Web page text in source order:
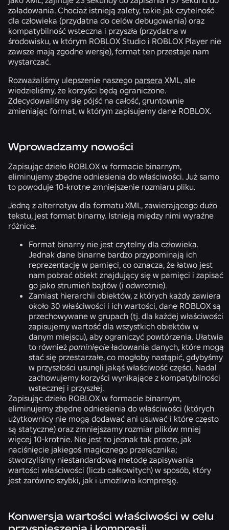
załadowania. Chociaż istnieją zalety, takie jak czytelność
dla człowieka (przydatna do celów debugowania) oraz
kompatybilność wsteczna i przyszła (przydatna w
środowisku, w którym ROBLOX Studio i ROBLOX Player nie
zawsze mają zgodne wersje), format ten przestaje nam
wystarczać.
Rozważaliśmy ulepszenie naszego parsera XML, ale
wiedzieliśmy, że korzyści będą ograniczone.
Zdecydowaliśmy się pójść na całość, gruntownie
zmieniając format, w którym zapisujemy dane ROBLOX.
Wprowadzamy nowości
Zapisując dzieło ROBLOX w formacie binarnym,
eliminujemy zbędne odniesienia do właściwości. Już samo
to powoduje 10-krotne zmniejszenie rozmiaru pliku.
Jedną z alternatyw dla formatu XML, zawierającego dużo
tekstu, jest format binarny. Istnieją między nimi wyraźne
różnice.
Format binarny nie jest czytelny dla człowieka.
Jednak dane binarne bardzo przypominają ich
reprezentację w pamięci, co oznacza, że łatwo jest
nam pobrać obiekt znajdujący się w pamięci i zapisać
go jako strumień bajtów (i odwrotnie).
Zamiast hierarchii obiektów, z których każdy zawiera
około 30 właściwości i ich wartości, dane ROBLOX są
przechowywane w grupach (tj. dla każdej właściwości
zapisujemy wartość dla wszystkich obiektów w
danym miejscu), aby ograniczyć powtórzenia. Ułatwia
to również pominięcie ładowania danych, które mogą
stać się przestarzałe, co mogłoby nastąpić, gdybyśmy
w przyszłości usunęli jakąś właściwość części. Nadal
zachowujemy korzyści wynikające z kompatybilności
wstecznej i przyszłej.
Zapisując dzieło ROBLOX w formacie binarnym,
eliminujemy zbędne odniesienia do właściwości (których
użytkownicy nie mogą dodawać ani usuwać i które często
są statyczne) oraz zmniejszamy rozmiar plików mniej
więcej 10-krotnie. Nie jest to jednak tak proste, jak
naciśnięcie jakiegoś magicznego przełącznika;
stworzyliśmy niestandardową metodę zapisywania
wartości właściwości (liczb całkowitych) w sposób, który
jest zarówno szybki, jak i umożliwia kompresję.
Konwersja wartości właściwości w celu